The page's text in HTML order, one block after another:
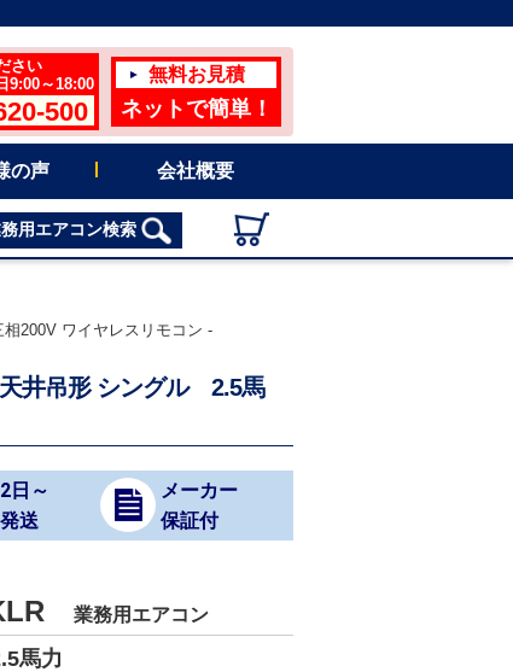
さい
～18:00
500
無料お見積
ネットで簡単！
の声 会社概要
用エアコン検索
200V ワイヤレスリモコン -
井吊形 シングル 2.5馬
2日～
発送
メーカー
保証付
業務用エアコン
馬力